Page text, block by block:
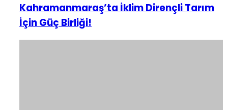
Kahramanmaraş’ta İklim Dirençli Tarım
İçin Güç Birliği!